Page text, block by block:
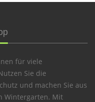
für viele
Sie die
und machen Sie aus
Wintergarten. Mit